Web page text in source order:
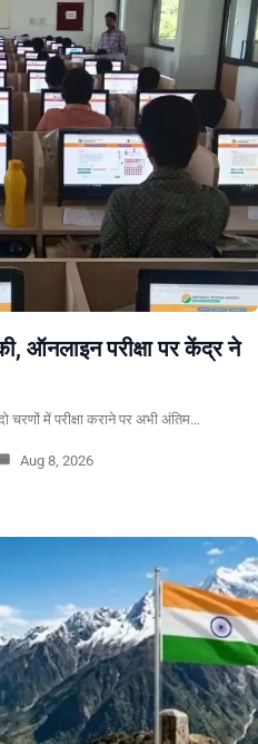
ऑनलाइन परीक्षा पर केंद्र ने
चरणों में परीक्षा कराने पर अभी अंतिम…
Aug 8, 2026